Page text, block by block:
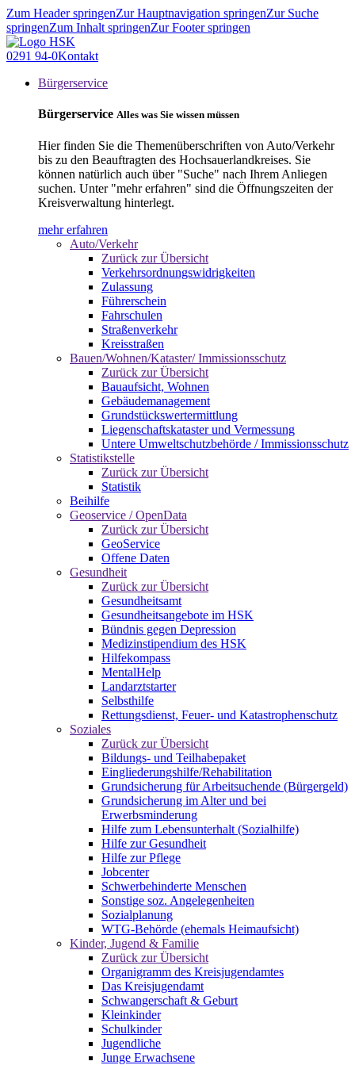
Zum Header springenZur Hauptnavigation springenZur Suche
springenZum Inhalt springenZur Footer springen
0291 94-0Kontakt
Bürgerservice
Bürgerservice Alles was Sie wissen müssen
Hier finden Sie die Themenüberschriften von Auto/Verkehr
bis zu den Beauftragten des Hochsauerlandkreises. Sie
können natürlich auch über "Suche" nach Ihrem Anliegen
suchen. Unter "mehr erfahren" sind die Öffnungszeiten der
Kreisverwaltung hinterlegt.
mehr erfahren
Auto/Verkehr
Zurück zur Übersicht
Verkehrsordnungswidrigkeiten
Zulassung
Führerschein
Fahrschulen
Straßenverkehr
Kreisstraßen
Bauen/Wohnen/Kataster/ Immissionsschutz
Zurück zur Übersicht
Bauaufsicht, Wohnen
Gebäudemanagement
Grundstückswertermittlung
Liegenschaftskataster und Vermessung
Untere Umweltschutzbehörde / Immissionsschutz
Statistikstelle
Zurück zur Übersicht
Statistik
Beihilfe
Geoservice / OpenData
Zurück zur Übersicht
GeoService
Offene Daten
Gesundheit
Zurück zur Übersicht
Gesundheitsamt
Gesundheitsangebote im HSK
Bündnis gegen Depression
Medizinstipendium des HSK
Hilfekompass
MentalHelp
Landarztstarter
Selbsthilfe
Rettungsdienst, Feuer- und Katastrophenschutz
Soziales
Zurück zur Übersicht
Bildungs- und Teilhabepaket
Eingliederungshilfe/Rehabilitation
Grundsicherung für Arbeitsuchende (Bürgergeld)
Grundsicherung im Alter und bei
Erwerbsminderung
Hilfe zum Lebensunterhalt (Sozialhilfe)
Hilfe zur Gesundheit
Hilfe zur Pflege
Jobcenter
Schwerbehinderte Menschen
Sonstige soz. Angelegenheiten
Sozialplanung
WTG-Behörde (ehemals Heimaufsicht)
Kinder, Jugend & Familie
Zurück zur Übersicht
Organigramm des Kreisjugendamtes
Das Kreisjugendamt
Schwangerschaft & Geburt
Kleinkinder
Schulkinder
Jugendliche
Junge Erwachsene